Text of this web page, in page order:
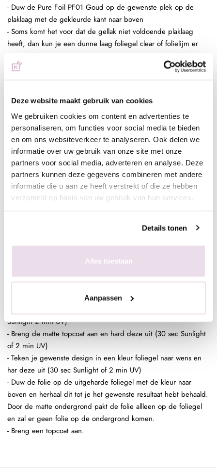
Deze website maakt gebruik van cookies
We gebruiken cookies om content en advertenties te
personaliseren, om functies voor social media te bieden
en om ons websiteverkeer te analyseren. Ook delen we
informatie over uw gebruik van onze site met onze
partners voor social media, adverteren en analyse. Deze
partners kunnen deze gegevens combineren met andere
informatie die u aan ze heeft verstrekt of die ze hebben
verzameld op basis van uw gebruik van hun services.
Details tonen
Alles toestaan
Aanpassen
- Duw de Pure Foil PF01 Goud op de gewenste plek op de
plaklaag met de gekleurde kant naar boven
- Soms komt het voor dat de gellak niet voldoende plaklaag
heeft, dan kun je een dunne laag foliegel clear of folielijm er
- Trek de folie weer omhoog en herhaal dit tot je het resultaat
Full color nagel folie:
- Bereid de (kunst)nagel voor zoals gebruikelijk
- Breng een laag Be Jeweled Gelpolish, Urban Nails Colorgel of
Urban Nails Pro&Go no wipe aan en hard deze uit (30 sec
Sunlight 2 min UV)
- Breng een dunne strijklaag foliegel clear aan en hard deze uit
(30 sec Sunlight, 2 min UV) of folielijm en laat deze aan de
lucht drogen tot het volledig transparant is
- Duw de folie op de gewenste plek op de plaklaag van de
behaald. Door de sterke plaklaag van de foliegel zal de gehele
geen must maar wel handig.
- Breng een topcoat aan over je design.
Nagel Folie Design:
- Bereid de (kunst)nagel voor zoals gebruikelijk
- Breng een laag Be Jeweled Gelpolish, Urban Nails Colorgel of
Sunlight 2 min UV)
- Breng de matte topcoat aan en hard deze uit (30 sec Sunlight
of 2 min UV)
- Teken je gewenste design in een kleur foliegel naar wens en
har deze uit (30 sec Sunlight of 2 min UV)
- Duw de folie op de uitgeharde foliegel met de kleur naar
boven en herhaal dit tot je het gewenste resultaat hebt behaald.
Door de matte ondergrond pakt de folie allleen op de foliegel
en zal er geen folie op de ondergrond komen.
- Breng een topcoat aan.